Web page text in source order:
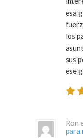
esa gente
los
sus
para